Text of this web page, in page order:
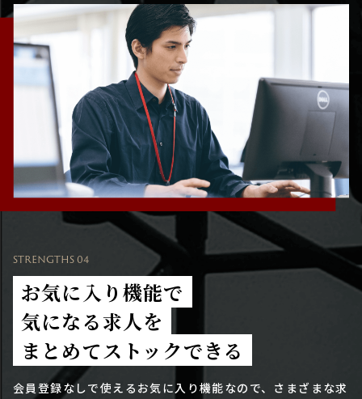
STRENGTHS 04
お気に入り機能で
気になる求人を
まとめてストックできる
会員登録なしで使えるお気に入り機能なので、さまざまな求